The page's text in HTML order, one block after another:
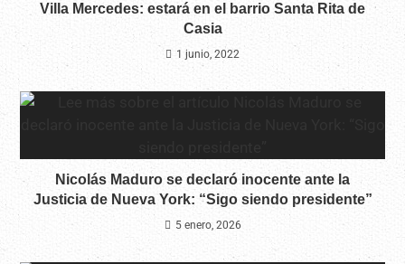
Villa Mercedes: estará en el barrio Santa Rita de
Casia
1 junio, 2022
Nicolás Maduro se declaró inocente ante la
Justicia de Nueva York: “Sigo siendo presidente”
5 enero, 2026